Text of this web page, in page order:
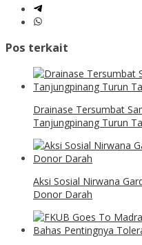
Pos terkait
Drainase Tersumbat
Tanjungpinang Turun
Aksi Sosial Nirwana
Donor Darah